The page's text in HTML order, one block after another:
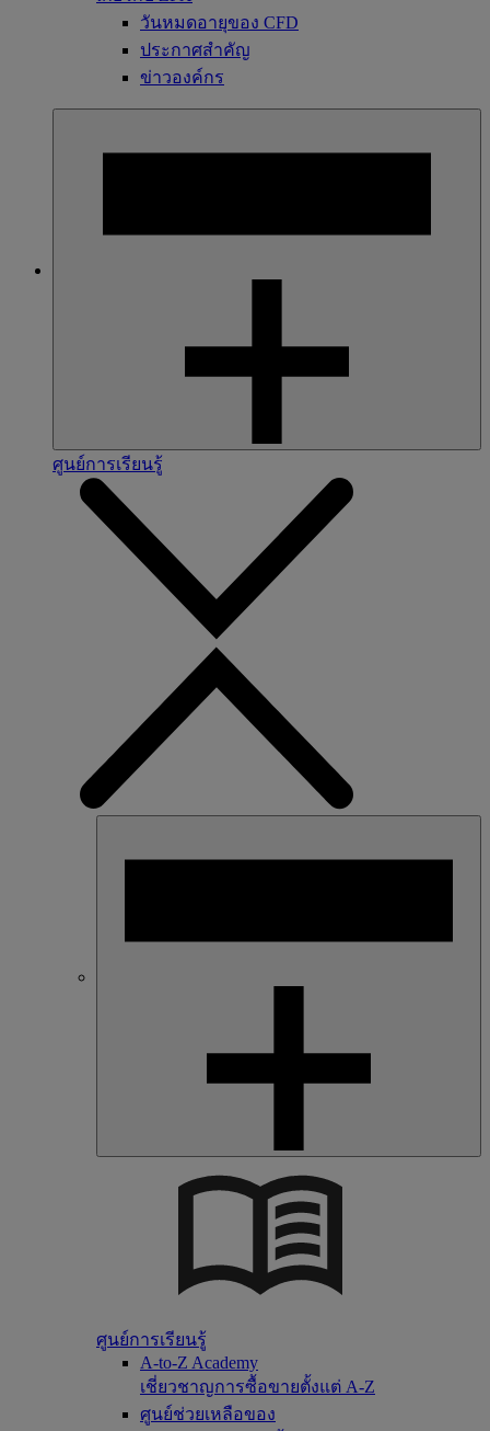
วันหมดอายุของ CFD
ประกาศสำคัญ
ข่าวองค์กร
ศูนย์การเรียนรู้
ศูนย์การเรียนรู้
A-to-Z Academy
เชี่ยวชาญการซื้อขายตั้งแต่ A-Z
ศูนย์ช่วยเหลือของ